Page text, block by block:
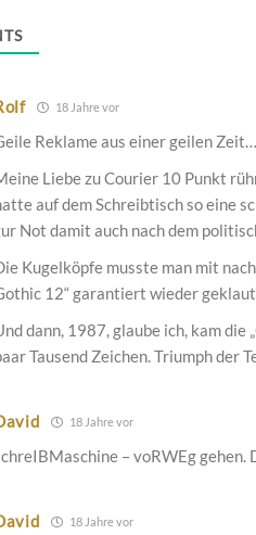
18 Jahre vor
Reklame aus einer geilen Zeit…
Liebe zu Courier 10 Punkt
auf dem Schreibtisch so eine
Not damit auch nach dem
Kugelköpfe musste man mit
12“ garantiert wieder
dann, 1987, glaube ich, kam
Tausend Zeichen. Triumph der
18 Jahre vor
– voRWEg
18 Jahre vor